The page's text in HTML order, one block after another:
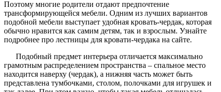
Поэтому многие родители отдают предпочтение
трансформирующейся мебели. Одним из лучших вариантов
подобной мебели выступает удобная кровать-чердак, которая
обычно нравится как самим детям, так и взрослым. Узнайте
подробнее про лестницы для кровати-чердака на сайте.
Подобный предмет интерьера отличается максимально
грамотным распределением пространства – спальное место
находится наверху (чердак), а нижняя часть может быть
представлена тумбочками, столом, полочками для игрушек и